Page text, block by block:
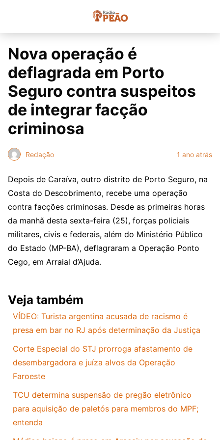
Nova operação é
deflagrada em Porto
Seguro contra suspeitos
de integrar facção
criminosa
Redação 1 ano atrás
Depois de Caraíva, outro distrito de Porto Seguro, na
Costa do Descobrimento, recebe uma operação
contra facções criminosas. Desde as primeiras horas
da manhã desta sexta-feira (25), forças policiais
militares, civis e federais, além do Ministério Público
do Estado (MP-BA), deflagraram a Operação Ponto
Cego, em Arraial d’Ajuda.
Veja também
VÍDEO: Turista argentina acusada de racismo é
presa em bar no RJ após determinação da Justiça
Corte Especial do STJ prorroga afastamento de
desembargadora e juíza alvos da Operação
Faroeste
TCU determina suspensão de pregão eletrônico
para aquisição de paletós para membros do MPF;
entenda